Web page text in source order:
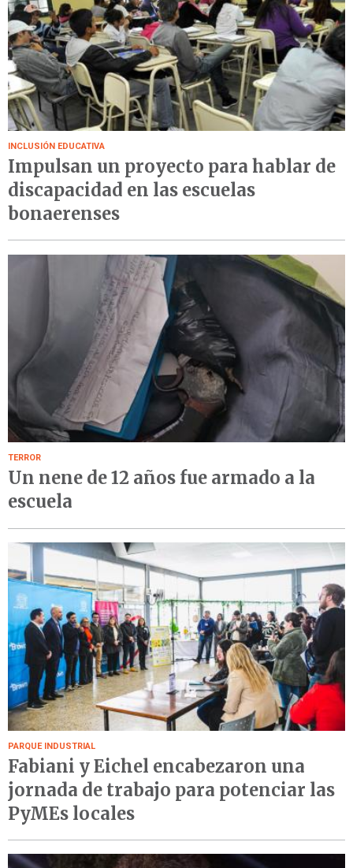
INCLUSIÓN EDUCATIVA
Impulsan un proyecto para hablar de
discapacidad en las escuelas
bonaerenses
TERROR
Un nene de 12 años fue armado a la
escuela
PARQUE INDUSTRIAL
Fabiani y Eichel encabezaron una
jornada de trabajo para potenciar las
PyMEs locales